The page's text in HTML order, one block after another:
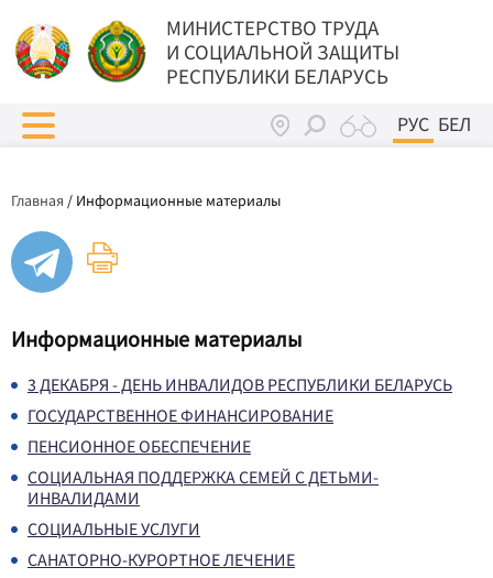
МИНИСТЕРСТВО ТРУДА
И СОЦИАЛЬНОЙ ЗАЩИТЫ
РЕСПУБЛИКИ БЕЛАРУСЬ
РУС БЕЛ
Главная / Информационные материалы
Информационные материалы
3 ДЕКАБРЯ - ДЕНЬ ИНВАЛИДОВ РЕСПУБЛИКИ БЕЛАРУСЬ
ГОСУДАРСТВЕННОЕ ФИНАНСИРОВАНИЕ
ПЕНСИОННОЕ ОБЕСПЕЧЕНИЕ
СОЦИАЛЬНАЯ ПОДДЕРЖКА СЕМЕЙ С ДЕТЬМИ-
ИНВАЛИДАМИ
СОЦИАЛЬНЫЕ УСЛУГИ
САНАТОРНО-КУРОРТНОЕ ЛЕЧЕНИЕ